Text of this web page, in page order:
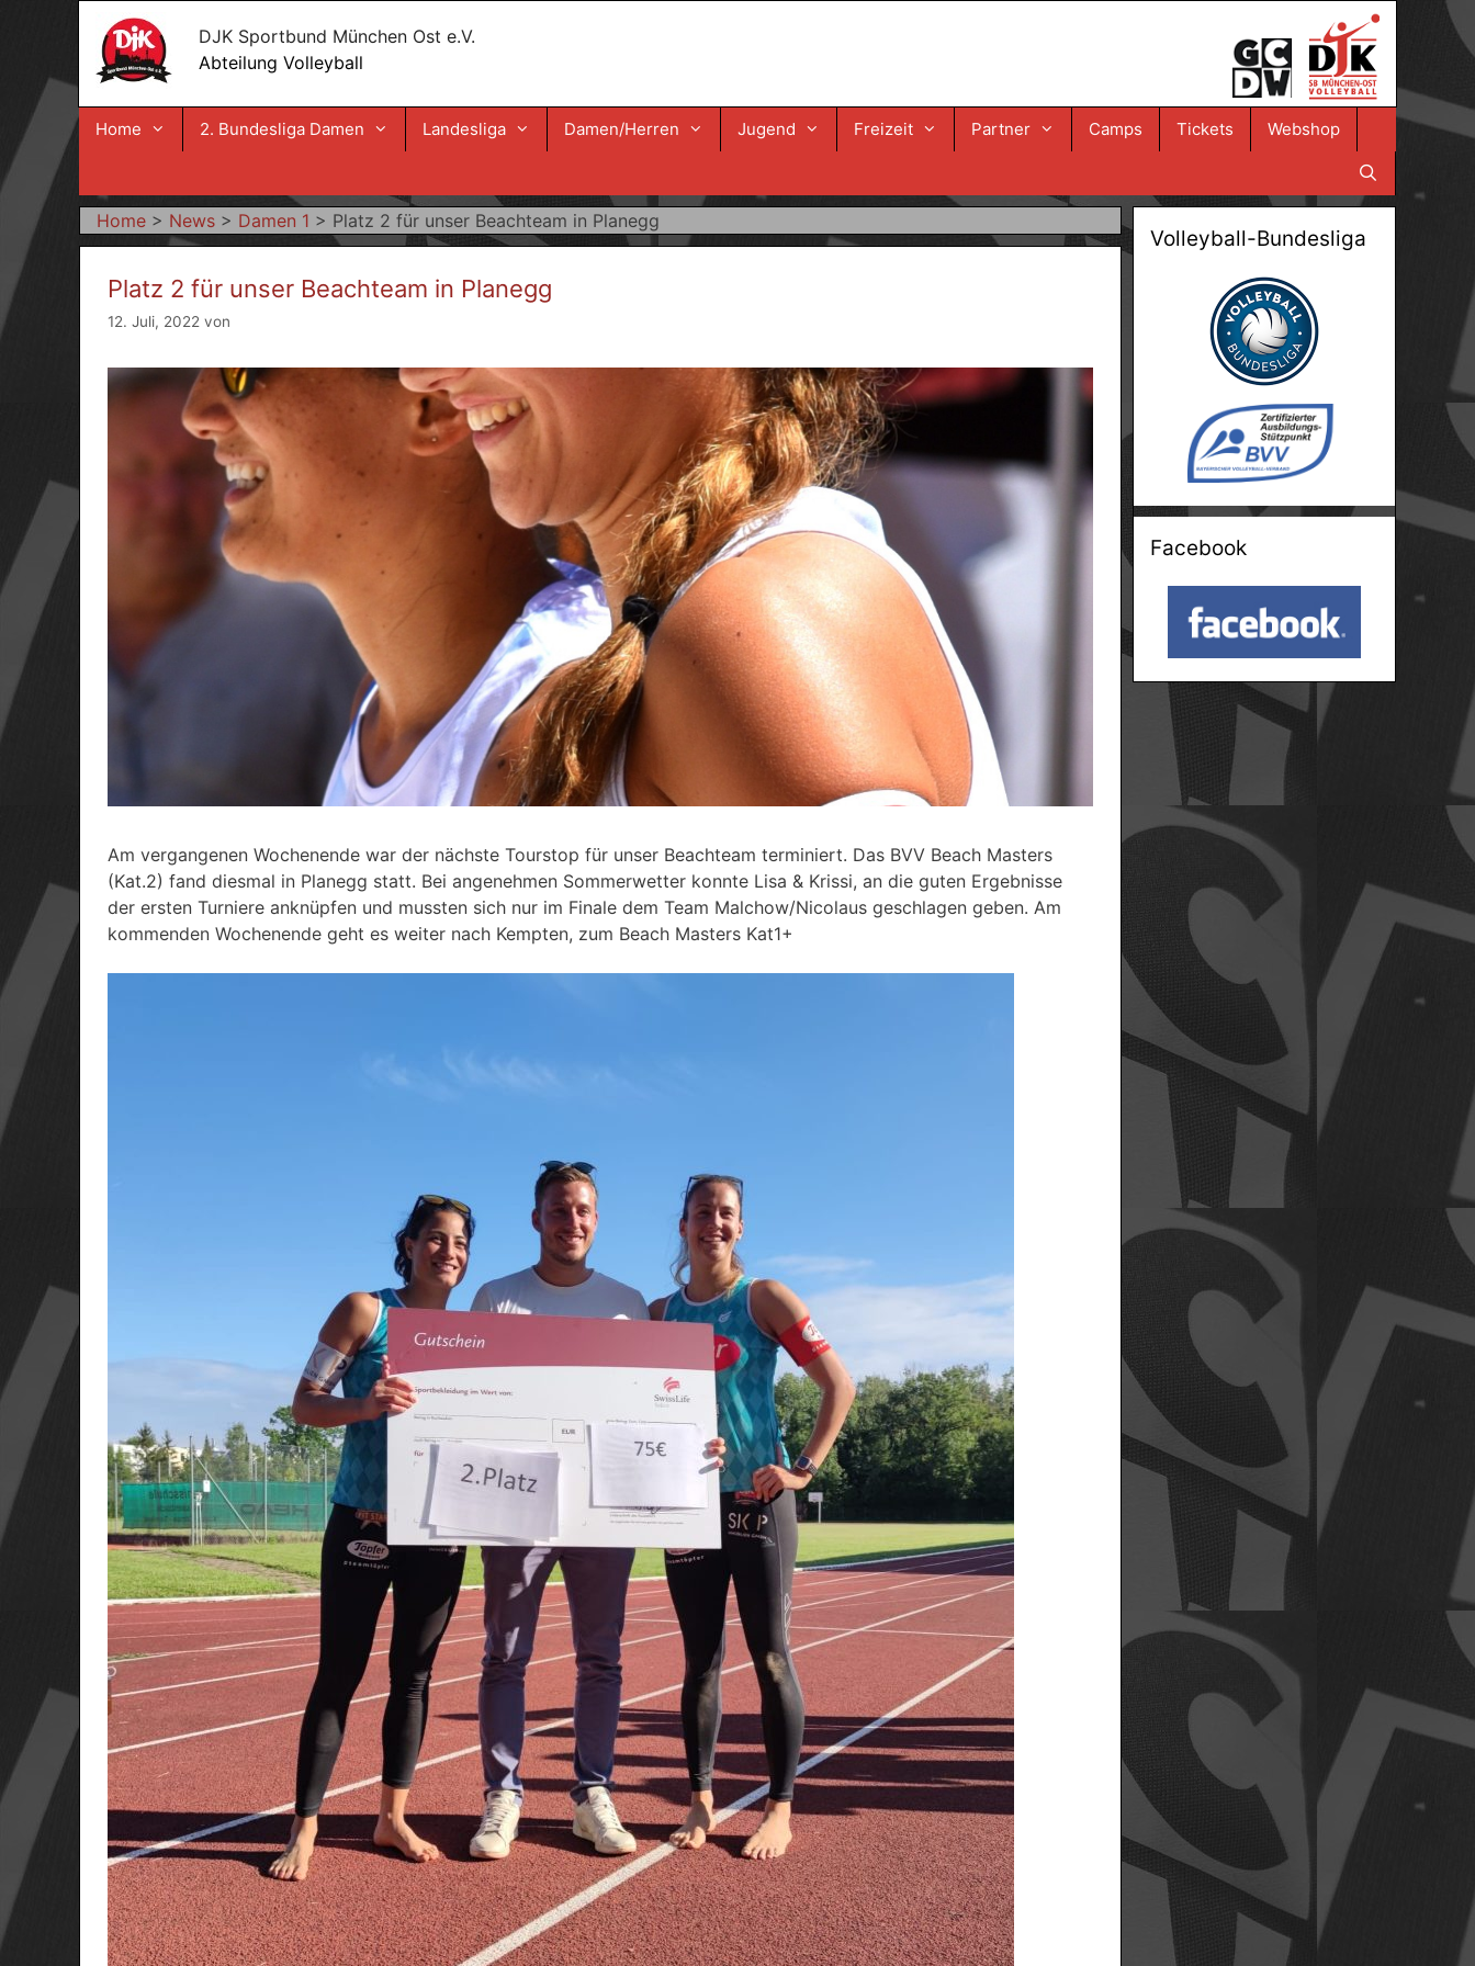
DJK Sportbund München Ost e.V.
Abteilung Volleyball
Home 2. Bundesliga Damen Landesliga Damen/Herren Jugend Freizeit Partner Camps Tickets Webshop
Home > News > Damen 1 > Platz 2 für unser Beachteam in Planegg
Platz 2 für unser Beachteam in Planegg
12. Juli, 2022 von
Am vergangenen Wochenende war der nächste Tourstop für unser Beachteam terminiert. Das BVV Beach Masters
(Kat.2) fand diesmal in Planegg statt. Bei angenehmen Sommerwetter konnte Lisa & Krissi, an die guten Ergebnisse
der ersten Turniere anknüpfen und mussten sich nur im Finale dem Team Malchow/Nicolaus geschlagen geben. Am
kommenden Wochenende geht es weiter nach Kempten, zum Beach Masters Kat1+
Volleyball-Bundesliga
Facebook